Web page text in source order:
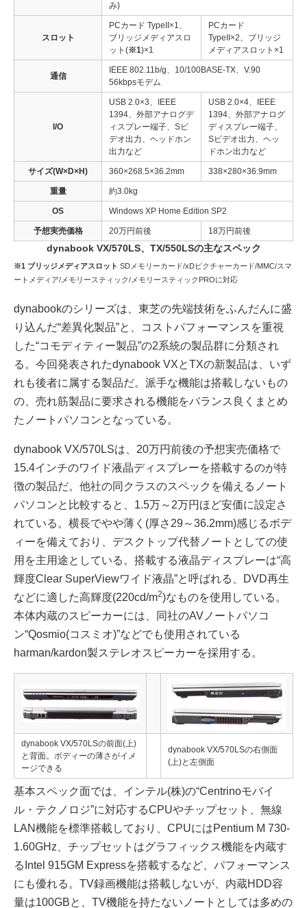
dynabook VX/570LS、TX/550LSの主なスペック
み)
スロット
PCカード TypeII×1、
ブリッジメディアスロ
ット(※1)×1
PCカード
TypeII×2、ブリッジ
メディアスロット×1
通信
IEEE 802.11b/g、10/100BASE-TX、V.90
56kbpsモデム
I/O
USB 2.0×3、IEEE
1394、外部アナログデ
ィスプレー端子、Sビ
デオ出力、ヘッドホン
出力など
USB 2.0×4、IEEE
1394、外部アナログ
ディスプレー端子、
Sビデオ出力、ヘッ
ドホン出力など
サイズ(W×D×H) 360×268.5×36.2mm 338×280×36.9mm
重量 約3.0kg
OS Windows XP Home Edition SP2
予想実売価格 20万円前後 18万円前後
※1 ブリッジメディアスロット SDメモリーカード/xDピクチャーカード/MMC/スマ
ートメディア/メモリースティック/メモリースティックPROに対応
dynabookのシリーズは、東芝の先端技術をふんだんに盛
り込んだ“差異化製品”と、コストパフォーマンスを重視
した“コモディティー製品”の2系統の製品群に分類され
る。今回発表されたdynabook VXとTXの新製品は、いず
れも後者に属する製品だ。派手な機能は搭載しないもの
の、売れ筋製品に要求される機能をバランス良くまとめ
たノートパソコンとなっている。
dynabook VX/570LSは、20万円前後の予想実売価格で
15.4インチのワイド液晶ディスプレーを搭載するのが特
徴の製品だ。他社の同クラスのスペックを備えるノート
パソコンと比較すると、1.5万～2万円ほど安価に設定さ
れている。横長でやや薄く(厚さ29～36.2mm)感じるボデ
ィーを備えており、デスクトップ代替ノートとしての使
用を主用途としている。搭載する液晶ディスプレーは“高
輝度Clear SuperViewワイド液晶”と呼ばれる、DVD再生
などに適した高輝度(220cd/m2)なものを使用している。
本体内蔵のスピーカーには、同社のAVノートパソコ
ン“Qosmio(コスミオ)”などでも使用されている
harman/kardon製ステレオスピーカーを採用する。
dynabook VX/570LSの前面(上)
と背面。ボディーの薄さがイメ
ージできる
dynabook VX/570LSの右側面
(上)と左側面
基本スペック面では、インテル(株)の“Centrinoモバイ
ル・テクノロジ”に対応するCPUやチップセット、無線
LAN機能を標準搭載しており、CPUにはPentium M 730-
1.60GHz、チップセットはグラフィックス機能を内蔵す
るIntel 915GM Expressを搭載するなど、パフォーマンス
にも優れる。TV録画機能は搭載しないが、内蔵HDD容
量は100GBと、TV機能を持たないノートとしては多めの